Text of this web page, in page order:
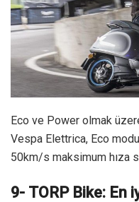
Eco ve Power olmak
Vespa Elettrica, Eco
50km/s maksimum hıza
9- TORP Bike: En